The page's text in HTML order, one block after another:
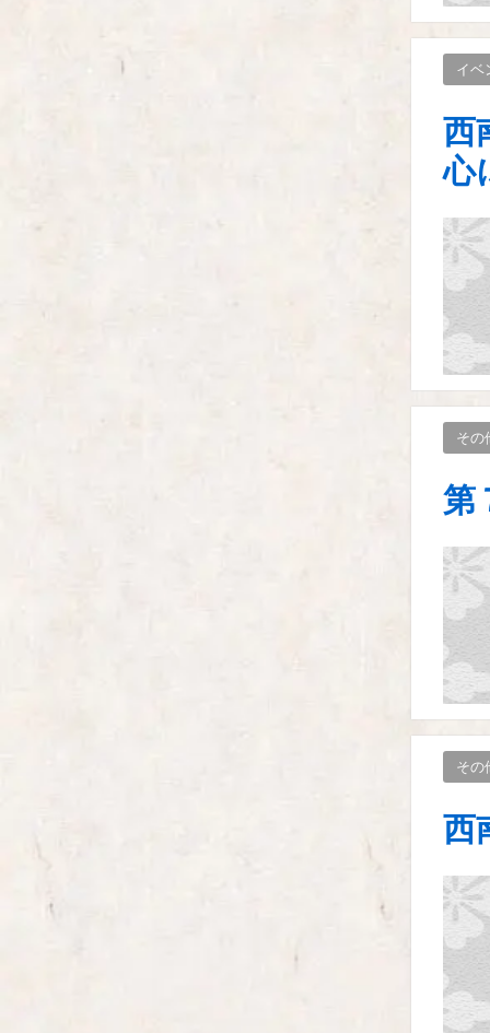
イベ
西
心
その
第
その
西